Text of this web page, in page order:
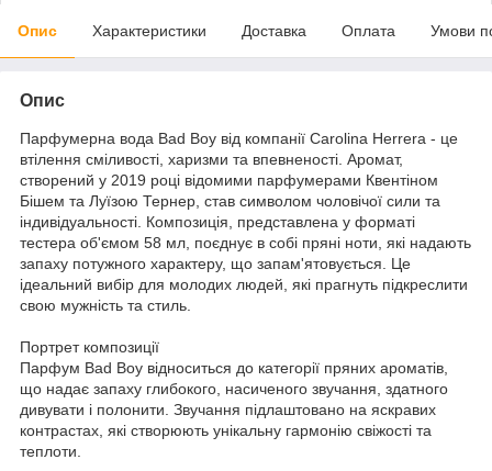
Опис Характеристики Доставка Оплата Умови
Опис
Парфумерна вода Bad Boy від компанії Carolina Herrera - це
втілення сміливості, харизми та впевненості. Аромат,
створений у 2019 році відомими парфумерами Квентіном
Бішем та Луїзою Тернер, став символом чоловічої сили та
індивідуальності. Композиція, представлена ​​у форматі
тестера об'ємом 58 мл, поєднує в собі пряні ноти, які надають
запаху потужного характеру, що запам'ятовується. Це
ідеальний вибір для молодих людей, які прагнуть підкреслити
свою мужність та стиль.
Портрет композиції
Парфум Bad Boy відноситься до категорії пряних ароматів,
що надає запаху глибокого, насиченого звучання, здатного
дивувати і полонити. Звучання підлаштовано на яскравих
контрастах, які створюють унікальну гармонію свіжості та
теплоти.